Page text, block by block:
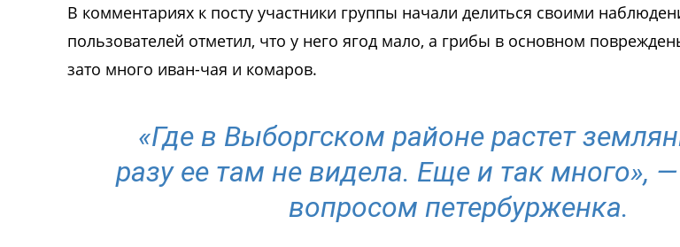
В комментариях к посту участники группы начали делиться своими
пользователей отметил, что у него ягод мало, а грибы в основном
зато много иван-чая и комаров.
«Где в Выборгском районе растет
разу ее там не видела. Еще и так много»,
вопросом петербурженка.